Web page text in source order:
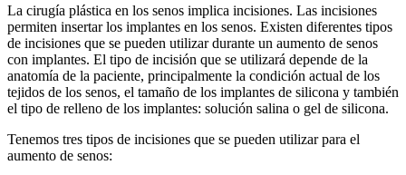
La cirugía plástica en los senos implica incisiones. Las incisiones
permiten insertar los implantes en los senos. Existen diferentes tipos
de incisiones que se pueden utilizar durante un aumento de senos
con implantes. El tipo de incisión que se utilizará depende de la
anatomía de la paciente, principalmente la condición actual de los
tejidos de los senos, el tamaño de los implantes de silicona y también
el tipo de relleno de los implantes: solución salina o gel de silicona.
Tenemos tres tipos de incisiones que se pueden utilizar para el
aumento de senos: